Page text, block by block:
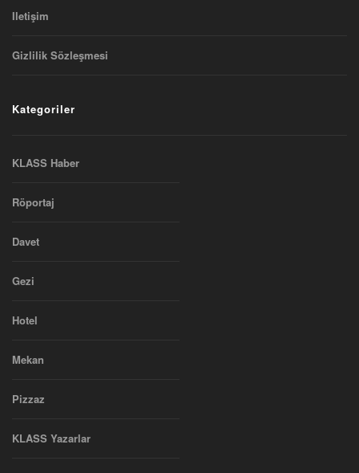
Iletişim
Gizlilik Sözleşmesi
Kategoriler
KLASS Haber
Röportaj
Davet
Gezi
Hotel
Mekan
Pizzaz
KLASS Yazarlar